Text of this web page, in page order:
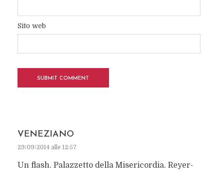
Sito web
VENEZIANO
29/09/2014 alle 12:57
Un flash. Palazzetto della Misericordia. Reyer-